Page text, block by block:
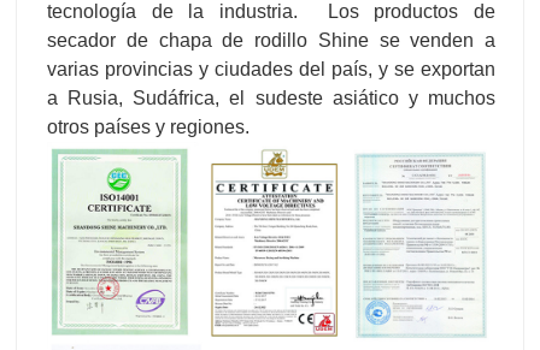
tecnología de la industria. Los productos de
secador de chapa de rodillo Shine se venden a
varias provincias y ciudades del país, y se exportan
a Rusia, Sudáfrica, el sudeste asiático y muchos
otros países y regiones.